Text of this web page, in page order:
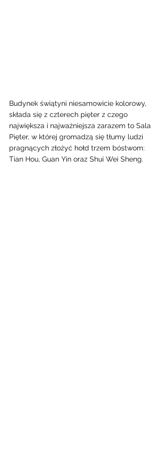
Budynek świątyni niesamowicie kolorowy,
składa się z czterech pięter z czego
największa i najważniejsza zarazem to Sala
Pięter, w której gromadzą się tłumy ludzi
pragnących złożyć hołd trzem bóstwom:
Tian Hou, Guan Yin oraz Shui Wei Sheng.